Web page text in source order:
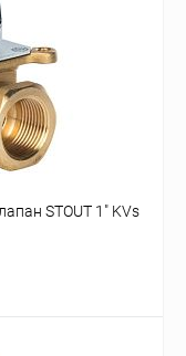
STOUT 1" KVs